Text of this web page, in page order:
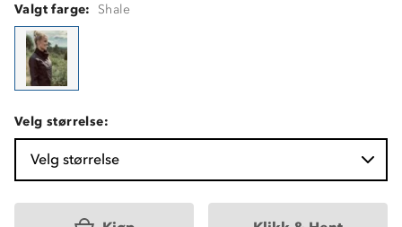
Valgt farge: Shale
Velg størrelse:
Velg størrelse